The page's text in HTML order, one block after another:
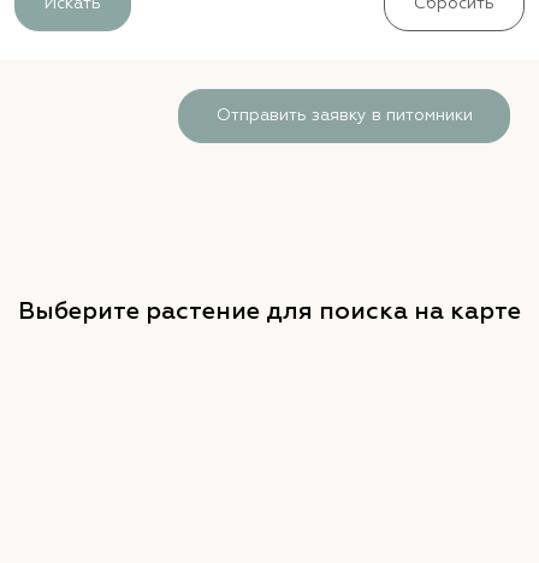
Отправить заявку в питомники
Выберите растение для поиска на карте